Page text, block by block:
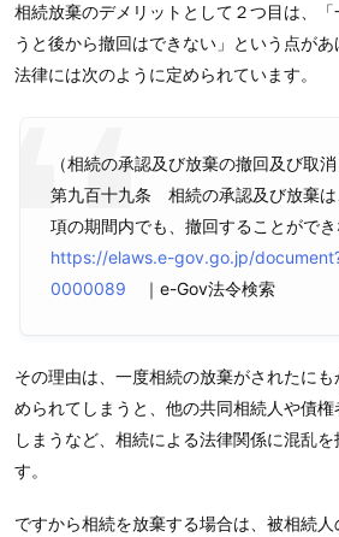
相続放棄のデメリットとして２つ目は、
うと後から撤回はできない」という点が
法律には次のように定められています。
（相続の承認及び放棄の撤回及び取消
第九百十九条 相続の承認及び放棄
項の期間内でも、撤回することができ
https://elaws.e-gov.go.jp/
0000089 ｜e-Gov法令検索
その理由は、一度相続の放棄がされたに
められてしまうと、他の共同相続人や債
しまうなど、相続による法律関係に混乱
す。
ですから相続を放棄する場合は、被相続